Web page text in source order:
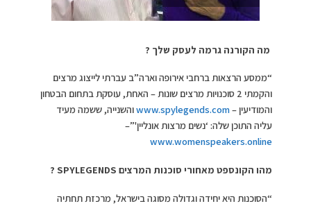
מה הקורנה גרמה לעסק שלך ?
“ממסע הרצאות ברחבי אירופה וארה”ב עברתי לייצוג מרצים
והקמתי 2 סוכנויות מרצים שונות – האחת, עוסקת בתחום הבטחון
והמודיעין –www.spylegends.comוהשנייה, ששמה מעיד
עליה התוכן שלה: ‘נשים מרצות אונליין'”–
www.womenspeakers.online
מהו הקונספט מאחורי סוכנות המרצים SPYLEGENDS
?
“הסוכנות היא יחידה וגדולה מסוגה בישראל, מרכזת תחתיה